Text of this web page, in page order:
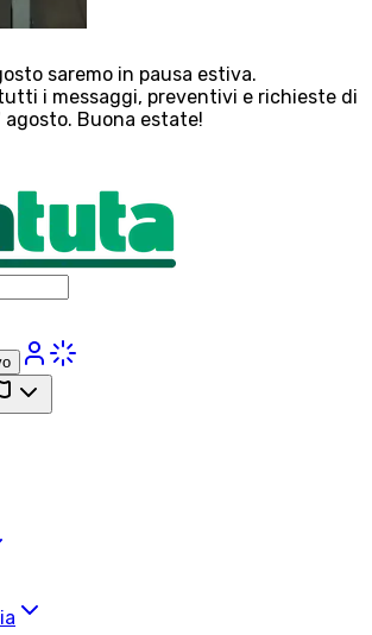
saremo in pausa estiva.
i messaggi, preventivi e richieste di
agosto. Buona estate!